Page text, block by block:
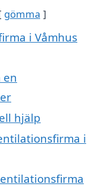
gömma
i Våmhus
en
hjälp
i